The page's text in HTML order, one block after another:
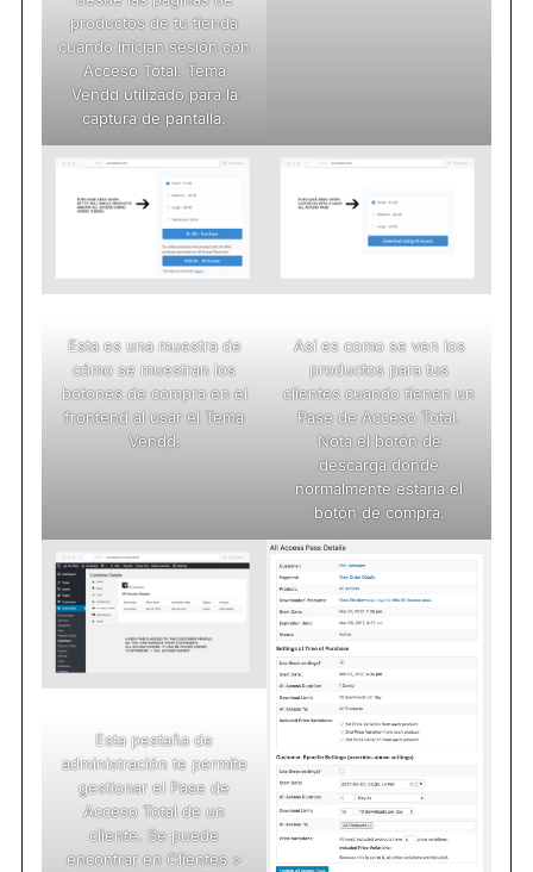
productos de tu tienda
cuando inician sesión con
Acceso Total. Tema
Vendd utilizado para la
captura de pantalla.
Esta es una muestra de
cómo se muestran los
botones de compra en el
frontend al usar el Tema
Vendd.
Así es como se ven los
productos para tus
clientes cuando tienen un
Pase de Acceso Total.
Nota el botón de
descarga donde
normalmente estaría el
botón de compra.
Esta pestaña de
administración te permite
gestionar el Pase de
Acceso Total de un
cliente. Se puede
encontrar en Clientes >